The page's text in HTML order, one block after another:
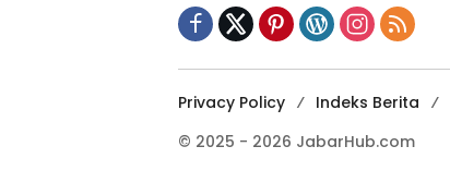
Privacy Policy Indeks Berita
© 2025 - 2026 JabarHub.com